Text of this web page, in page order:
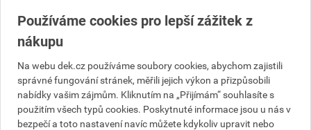
na vlhké zdivo.
Použitím samočisticí omítky weberpas
fasády a podstatně snižují náklady na její
údržbu.
Díky velmi malému podílu organických částic
obsažených v omítce, vzniká na povrchu omítky
Používáme cookies pro lepší zážitek z
nákupu
Na webu dek.cz používáme soubory cookies, abychom zajistili
správné fungování stránek, měřili jejich výkon a přizpůsobili
nabídky vašim zájmům. Kliknutím na „Přijímám“ souhlasíte s
použitím všech typů cookies. Poskytnuté informace jsou u nás v
bezpečí a toto nastavení navíc můžete kdykoliv upravit nebo